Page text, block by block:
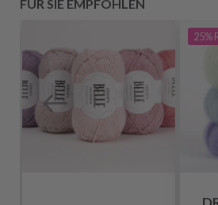
FÜR SIE EMPFOHLEN
25%